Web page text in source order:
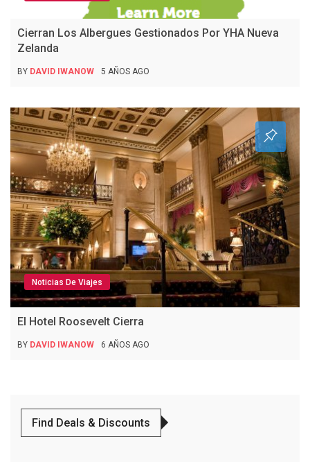
Cierran Los Albergues Gestionados Por YHA Nueva
Zelanda
BY DAVID IWANOW 5 AÑOS AGO
Noticias De Viajes
El Hotel Roosevelt Cierra
BY DAVID IWANOW 6 AÑOS AGO
Find Deals & Discounts